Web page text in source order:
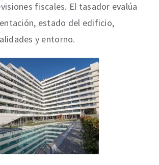
fiscales. El tasador evalúa
estado del edificio,
y entorno.